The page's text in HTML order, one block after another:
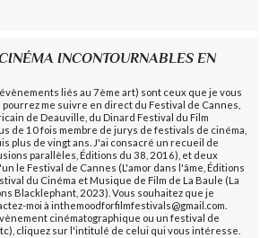
INCONTOURNABLES EN
liés au 7ème art) sont ceux que je vous
me suivre en direct du Festival de Cannes,
de Deauville, du Dinard Festival du Film
de 10 fois membre de jurys de festivals de cinéma,
plus de vingt ans. J'ai consacré un recueil de
parallèles, Éditions du 38, 2016), et deux
le Festival de Cannes (L'amor dans l'âme, Éditions
du Cinéma et Musique de Film de La Baule (La
Blacklephant, 2023). Vous souhaitez que je
moi à inthemoodforfilmfestivals@gmail.com.
cinématographique ou un festival de
cliquez sur l'intitulé de celui qui vous intéresse.